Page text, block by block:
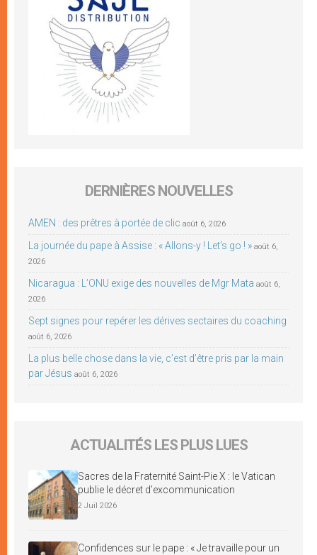
DERNIÈRES NOUVELLES
AMEN : des prêtres à portée de clic août 6, 2026
La journée du pape à Assise : « Allons-y ! Let’s go ! » août 6,
2026
Nicaragua : L’ONU exige des nouvelles de Mgr Mata août 6,
2026
Sept signes pour repérer les dérives sectaires du coaching
août 6, 2026
La plus belle chose dans la vie, c’est d’être pris par la main
par Jésus août 6, 2026
ACTUALITÉS LES PLUS LUES
Sacres de la Fraternité Saint-Pie X : le Vatican
publie le décret d’excommunication
2 Juil 2026
Confidences sur le pape : « Je travaille pour un